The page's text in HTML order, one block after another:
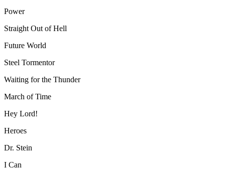
Power
Straight Out of Hell
Future World
Steel Tormentor
Waiting for the Thunder
March of Time
Hey Lord!
Heroes
Dr. Stein
I Can